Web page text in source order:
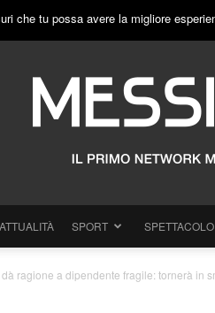
PUBBLICITÀ
ATTUALITÀ SPORT SPETTACOLO
ragione a dipendente fragile: tornerà in
che tu possa avere la migliore